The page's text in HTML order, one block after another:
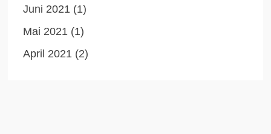
Juni 2021 (1)
Mai 2021 (1)
April 2021 (2)